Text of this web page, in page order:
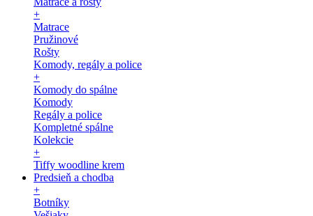
+
Matrace
Pružinové
Rošty
Komody, regály a police
+
Komody do spálne
Komody
Regály a police
Kompletné spálne
Kolekcie
+
Tiffy woodline krem
Predsieň a chodba
+
Botníky